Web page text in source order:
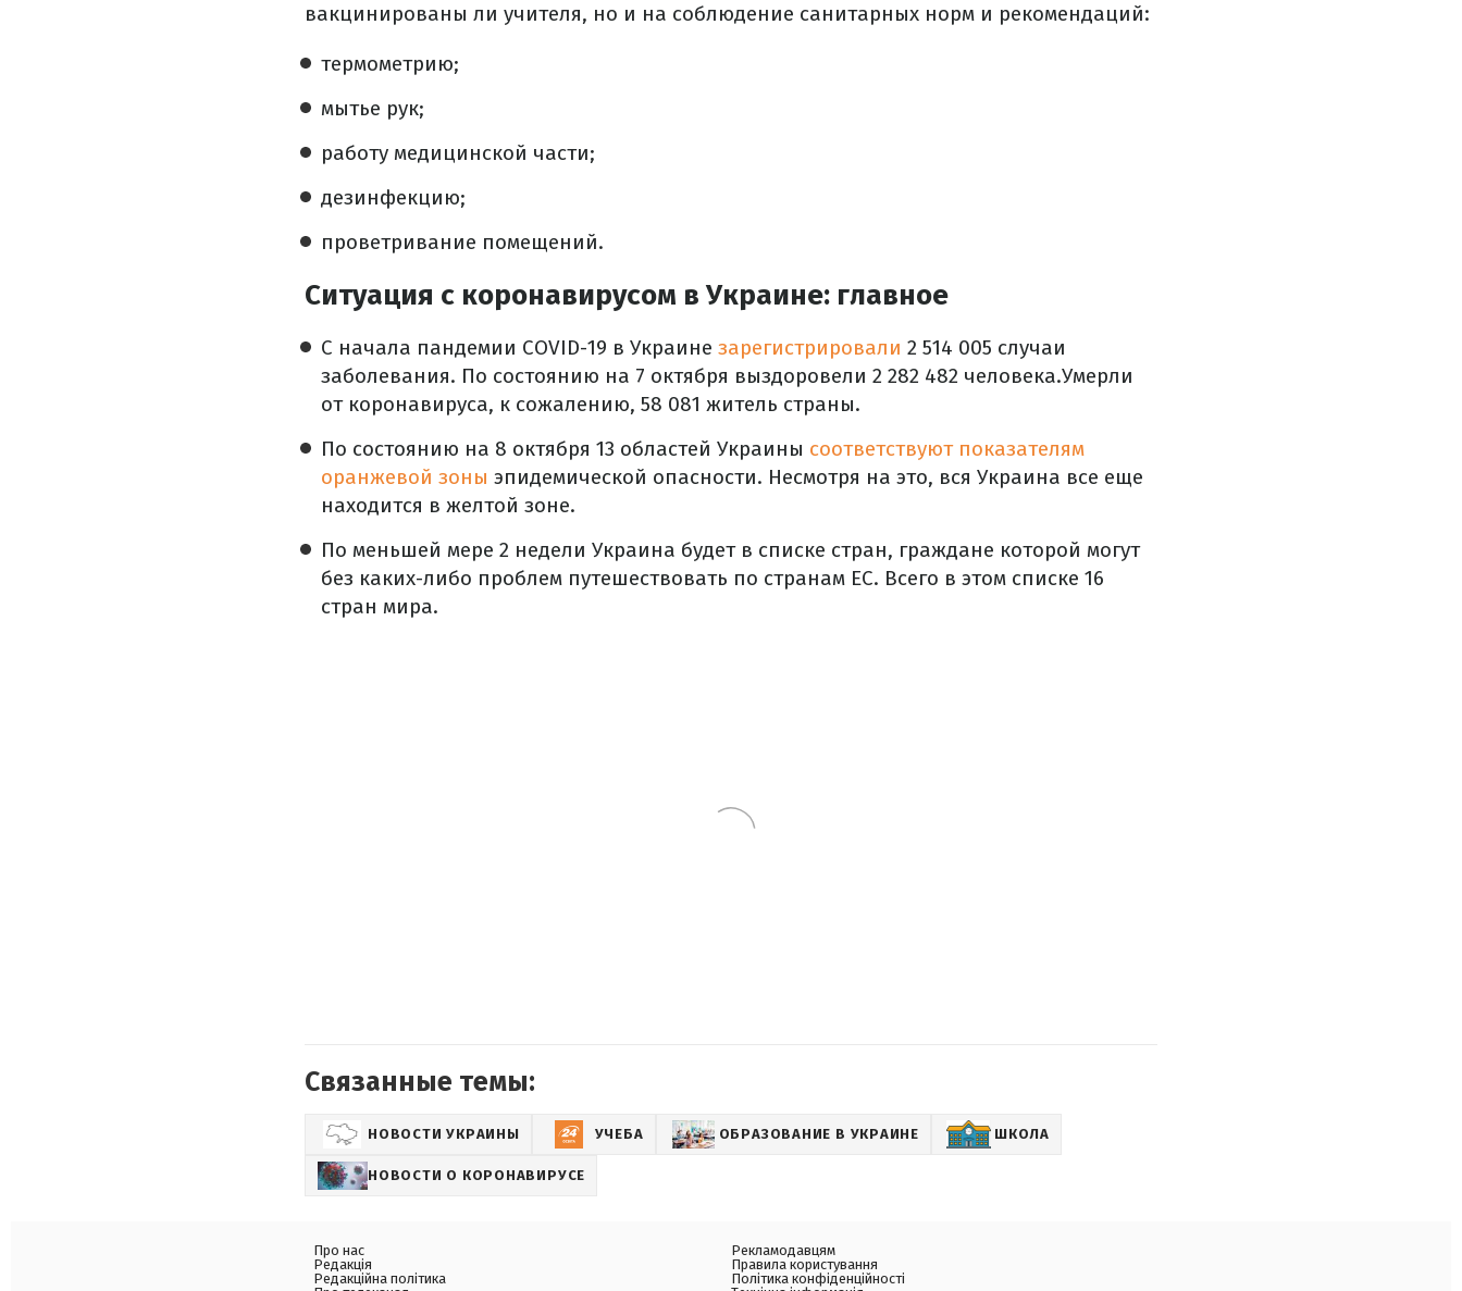
вакцинированы ли учителя, но и на соблюдение санитарных норм и рекомендаций:
термометрию;
мытье рук;
работу медицинской части;
дезинфекцию;
проветривание помещений.
Ситуация с коронавирусом в Украине: главное
С начала пандемии COVID-19 в Украине зарегистрировали 2 514 005 случаи
заболевания. По состоянию на 7 октября выздоровели 2 282 482 человека.Умерли
от коронавируса, к сожалению, 58 081 житель страны.
По состоянию на 8 октября 13 областей Украины соответствуют показателям
оранжевой зоны эпидемической опасности. Несмотря на это, вся Украина все еще
находится в желтой зоне.
По меньшей мере 2 недели Украина будет в списке стран, граждане которой могут
без каких-либо проблем путешествовать по странам ЕС. Всего в этом списке 16
стран мира.
Связанные темы:
НОВОСТИ УКРАИНЫ УЧЕБА ОБРАЗОВАНИЕ В УКРАИНЕ ШКОЛА
НОВОСТИ О КОРОНАВИРУСЕ
Про нас
Редакція
Редакційна політика
Рекламодавцям
Правила користування
Політика конфіденційності